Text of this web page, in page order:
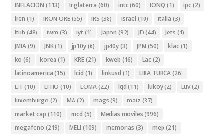
INFLACION (113) Inglaterra (60) intc(60) IONQ (1) ipc(2)
iren (1) IRON ORE(55) IRS (38) Israel (10) Italia (3)
Itub (48) iwm (3) iyt (1) Japon (92) JD (44) Jets (1)
JMIA(9) JNK(1) jp10y(6) jp40y(3) JPM (50) klac(1)
ko (6) korea (1) KRE(21) kweb (16) Lac(2)
latinoamerica (15) lcid (1) linkusd (1) LIRA TURCA(26)
LIT (10) LITIO (10) LOMA(22) lqd (11) lukoy(2) Luv(2)
luxemburgo (2) MA(2) mags (9) maiz (37)
market cap (110) mcd (5) Medias moviles (996)
megafono (219) MELI (109) memorias (3) mep (21)